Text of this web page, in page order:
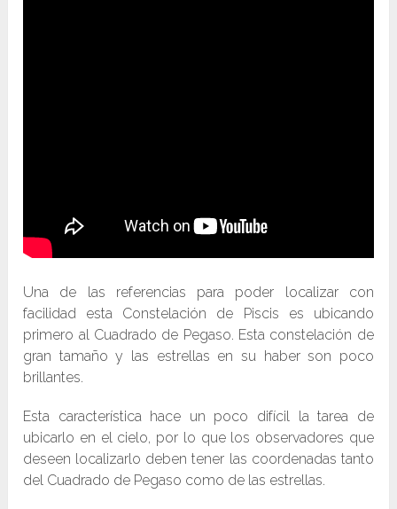
Una de las referencias para poder localizar con
facilidad esta Constelación de Piscis es ubicando
primero al Cuadrado de Pegaso. Esta constelación de
gran tamaño y las estrellas en su haber son poco
brillantes.
Esta característica hace un poco difícil la tarea de
ubicarlo en el cielo, por lo que los observadores que
deseen localizarlo deben tener las coordenadas tanto
del Cuadrado de Pegaso como de las estrellas.